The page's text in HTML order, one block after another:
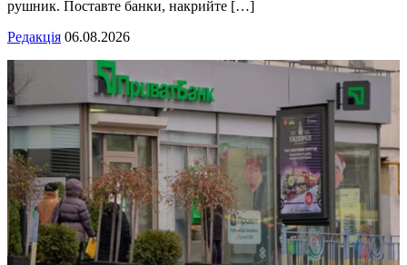
рушник. Поставте банки, накрийте […]
Редакція 06.08.2026